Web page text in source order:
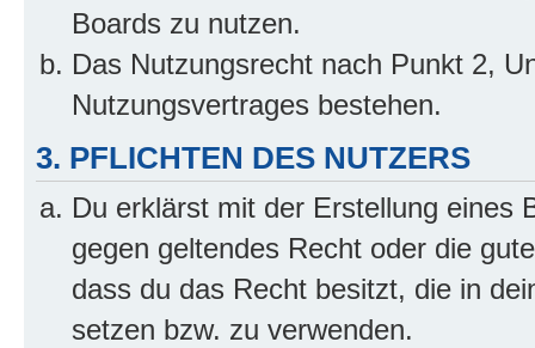
Boards zu nutzen.
Das Nutzungsrecht nach Punkt 2,
Nutzungsvertrages bestehen.
3. PFLICHTEN DES NUTZERS
Du erklärst mit der Erstellung eines
gegen geltendes Recht oder die
dass du das Recht besitzt, die in
setzen bzw. zu verwenden.